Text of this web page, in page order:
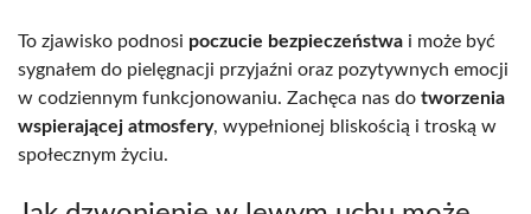
To zjawisko podnosi poczucie bezpieczeństwa i może być
sygnałem do pielęgnacji przyjaźni oraz pozytywnych emocji
w codziennym funkcjonowaniu. Zachęca nas do tworzenia
wspierającej atmosfery, wypełnionej bliskością i troską w
społecznym życiu.